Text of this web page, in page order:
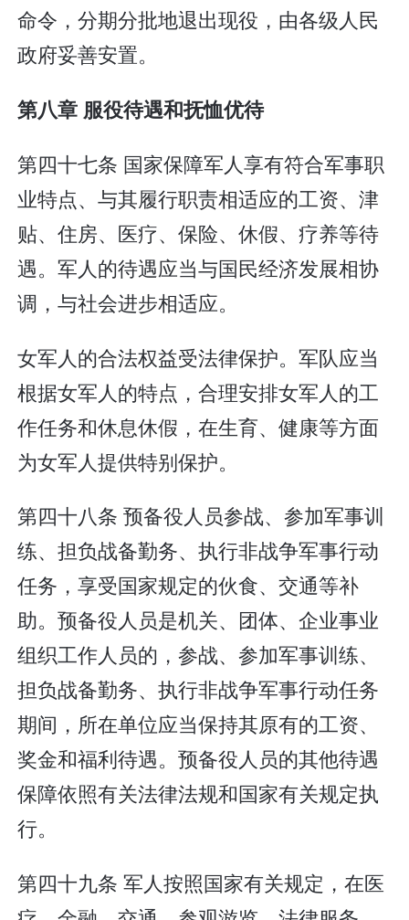
命令，分期分批地退出现役，由各级人民
政府妥善安置。
第八章 服役待遇和抚恤优待
第四十七条 国家保障军人享有符合军事职
业特点、与其履行职责相适应的工资、津
贴、住房、医疗、保险、休假、疗养等待
遇。军人的待遇应当与国民经济发展相协
调，与社会进步相适应。
女军人的合法权益受法律保护。军队应当
根据女军人的特点，合理安排女军人的工
作任务和休息休假，在生育、健康等方面
为女军人提供特别保护。
第四十八条 预备役人员参战、参加军事训
练、担负战备勤务、执行非战争军事行动
任务，享受国家规定的伙食、交通等补
助。预备役人员是机关、团体、企业事业
组织工作人员的，参战、参加军事训练、
担负战备勤务、执行非战争军事行动任务
期间，所在单位应当保持其原有的工资、
奖金和福利待遇。预备役人员的其他待遇
保障依照有关法律法规和国家有关规定执
行。
第四十九条 军人按照国家有关规定，在医